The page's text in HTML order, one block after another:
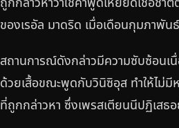
ของเรอัล มาดริด เมื่อเดือนกุมภาพัน
สถานการณ์ดังกล่าวมีความซับซ้อนเ
ด้วยเสื้อขณะพูดกับวินิซิอุส ทำให้ไม่มี
ที่ถูกกล่าวหา ซึ่งเพรสเตียนนีปฏิเสธ